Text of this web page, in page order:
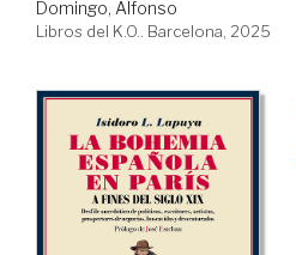
Domingo, Alfonso
Libros del K.O.. Barcelona, 2025